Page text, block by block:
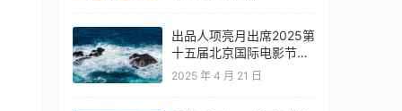
出品人项亮月出席2025第
十五届北京国际电影节开
幕式红毯惊艳亮相
2025 年 4 月 21 日